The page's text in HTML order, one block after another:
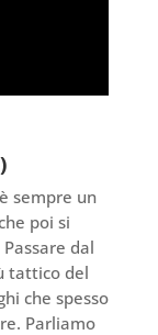
sempre un
poi si
dal
tattico del
che spesso
Parliamo